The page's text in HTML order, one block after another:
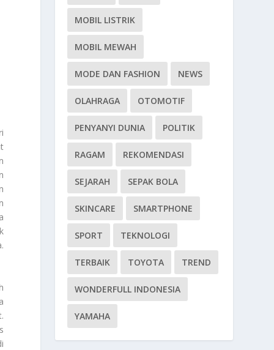
MOBIL LISTRIK
MOBIL MEWAH
MODE DAN FASHION NEWS
OLAHRAGA OTOMOTIF
PENYANYI DUNIA POLITIK
RAGAM REKOMENDASI
SEJARAH SEPAK BOLA
SKINCARE SMARTPHONE
SPORT TEKNOLOGI
TERBAIK TOYOTA TREND
WONDERFULL INDONESIA
YAMAHA